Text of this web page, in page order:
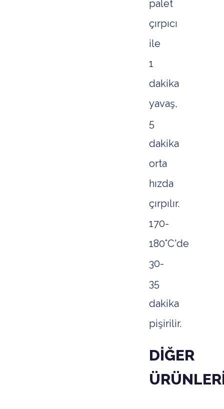
palet
çırpıcı
ile
1
dakika
yavaş,
5
dakika
orta
hızda
çırpılır.
170-
180°C'de
30-
35
dakika
pişirilir.
DİĞER